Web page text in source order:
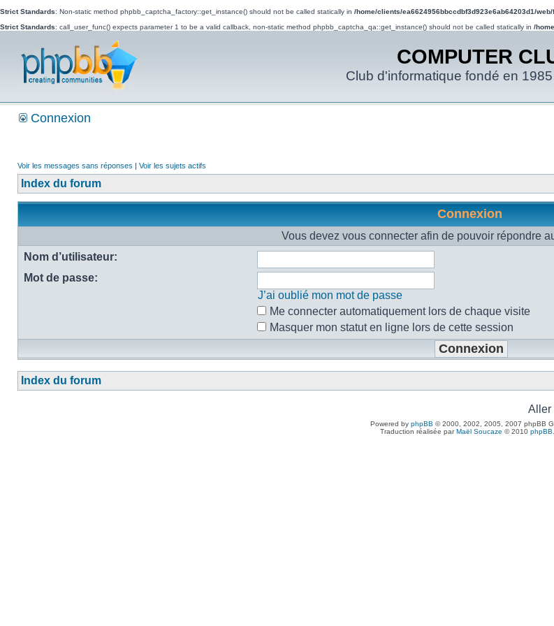
Strict Standards: Non-static method phpbb_captcha_factory::get_instance() should not be called statically in /home/clients/ea6624956bbccdbf3d923e6ab64203d1/
Strict Standards: call_user_func() expects parameter 1 to be a valid callback, non-static method phpbb_captcha_qa::get_instance() should not be called statically in /
COMPUTER
Club d'informatique fondé en
Connexion
Voir les messages sans réponses | Voir les sujets actifs
Index du forum
Connexion
Vous devez vous connecter afin de pouvoir répondre
Nom d’utilisateur:
Mot de passe:
J’ai oublié mon mot de passe
Me connecter automatiquement lors de chaque visite
Masquer mon statut en ligne lors de cette session
Index du forum
Aller
Powered by phpBB © 2000, 2002, 2005, 2007 phpBB
Traduction réalisée parMaël Soucaze © 2010